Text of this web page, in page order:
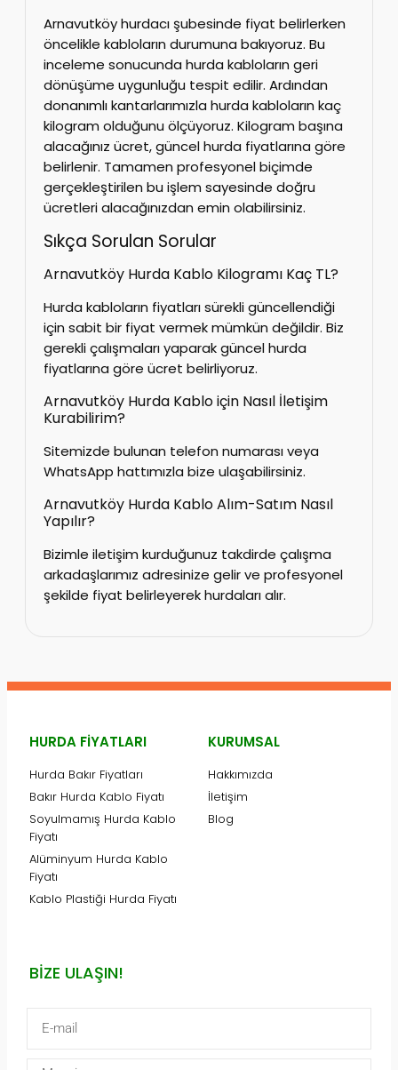
Arnavutköy hurdacı şubesinde fiyat belirlerken
öncelikle kabloların durumuna bakıyoruz. Bu
inceleme sonucunda hurda kabloların geri
dönüşüme uygunluğu tespit edilir. Ardından
donanımlı kantarlarımızla hurda kabloların kaç
kilogram olduğunu ölçüyoruz. Kilogram başına
alacağınız ücret, güncel hurda fiyatlarına göre
belirlenir. Tamamen profesyonel biçimde
gerçekleştirilen bu işlem sayesinde doğru
ücretleri alacağınızdan emin olabilirsiniz.
Sıkça Sorulan Sorular
Arnavutköy Hurda Kablo Kilogramı Kaç TL?
Hurda kabloların fiyatları sürekli güncellendiği
için sabit bir fiyat vermek mümkün değildir. Biz
gerekli çalışmaları yaparak güncel hurda
fiyatlarına göre ücret belirliyoruz.
Arnavutköy Hurda Kablo için Nasıl İletişim
Kurabilirim?
Sitemizde bulunan telefon numarası veya
WhatsApp hattımızla bize ulaşabilirsiniz.
Arnavutköy Hurda Kablo Alım-Satım Nasıl
Yapılır?
Bizimle iletişim kurduğunuz takdirde çalışma
arkadaşlarımız adresinize gelir ve profesyonel
şekilde fiyat belirleyerek hurdaları alır.
HURDA FIYATLARI
Hurda Bakır Fiyatları
Bakır Hurda Kablo Fiyatı
Soyulmamış Hurda Kablo
Fiyatı
Alüminyum Hurda Kablo
Fiyatı
Kablo Plastiği Hurda Fiyatı
KURUMSAL
Hakkımızda
İletişim
Blog
BIZE ULAŞIN!